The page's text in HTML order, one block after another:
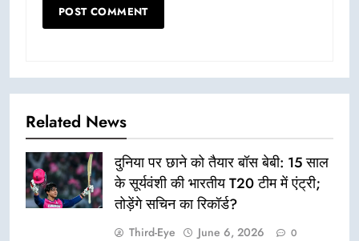
Related News
दुनिया पर छाने को तैयार बॉस बेबी: 15 साल
के सूर्यवंशी की भारतीय T20 टीम में एंट्री;
तोड़ेंगे सचिन का रिकॉर्ड?
Third-Eye June 6, 2026 0